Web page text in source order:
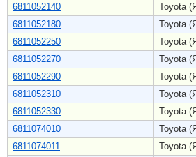
6811052140
Toyota
6811052180
Toyota
6811052250
Toyota
6811052270
Toyota
6811052290
Toyota
6811052310
Toyota
6811052330
Toyota
6811074010
Toyota
6811074011
Toyota